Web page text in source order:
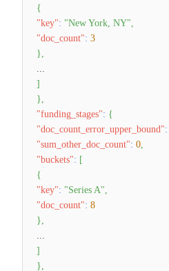
{
"key": "New York, NY",
"doc_count": 3
},
...
]
},
"funding_stages": {
"doc_count_error_upper_bound":
"sum_other_doc_count": 0,
"buckets": [
{
"key": "Series A",
"doc_count": 8
},
...
]
},